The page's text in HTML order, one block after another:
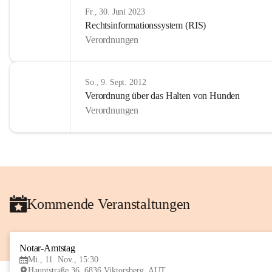
Fr., 30. Juni 2023
Rechtsinformationssystem (RIS)
Verordnungen
So., 9. Sept. 2012
Verordnung über das Halten von Hunden
Verordnungen
Kommende Veranstaltungen
Notar-Amtstag
Mi., 11. Nov., 15:30